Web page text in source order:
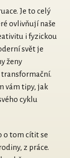
Je to celý
ovlivňují naše
i fyzickou
svět je
ženy
vám tipy, jak
cyklu
o tom cítit se
z práce.